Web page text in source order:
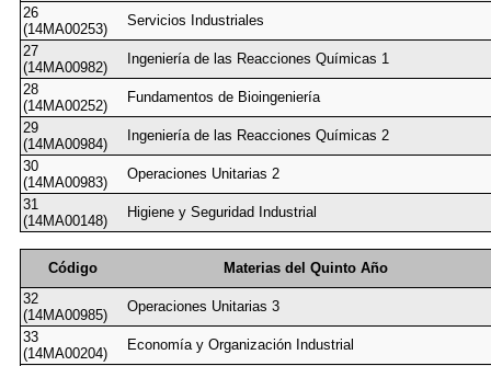
26
(14MA00253)
Servicios Industriales
27
(14MA00982)
Ingeniería de las Reacciones Químicas 1
28
(14MA00252)
Fundamentos de Bioingeniería
29
(14MA00984)
Ingeniería de las Reacciones Químicas 2
30
(14MA00983)
Operaciones Unitarias 2
31
(14MA00148)
Higiene y Seguridad Industrial
Código
Materias del Quinto Año
32
(14MA00985)
Operaciones Unitarias 3
33
(14MA00204)
Economía y Organización Industrial